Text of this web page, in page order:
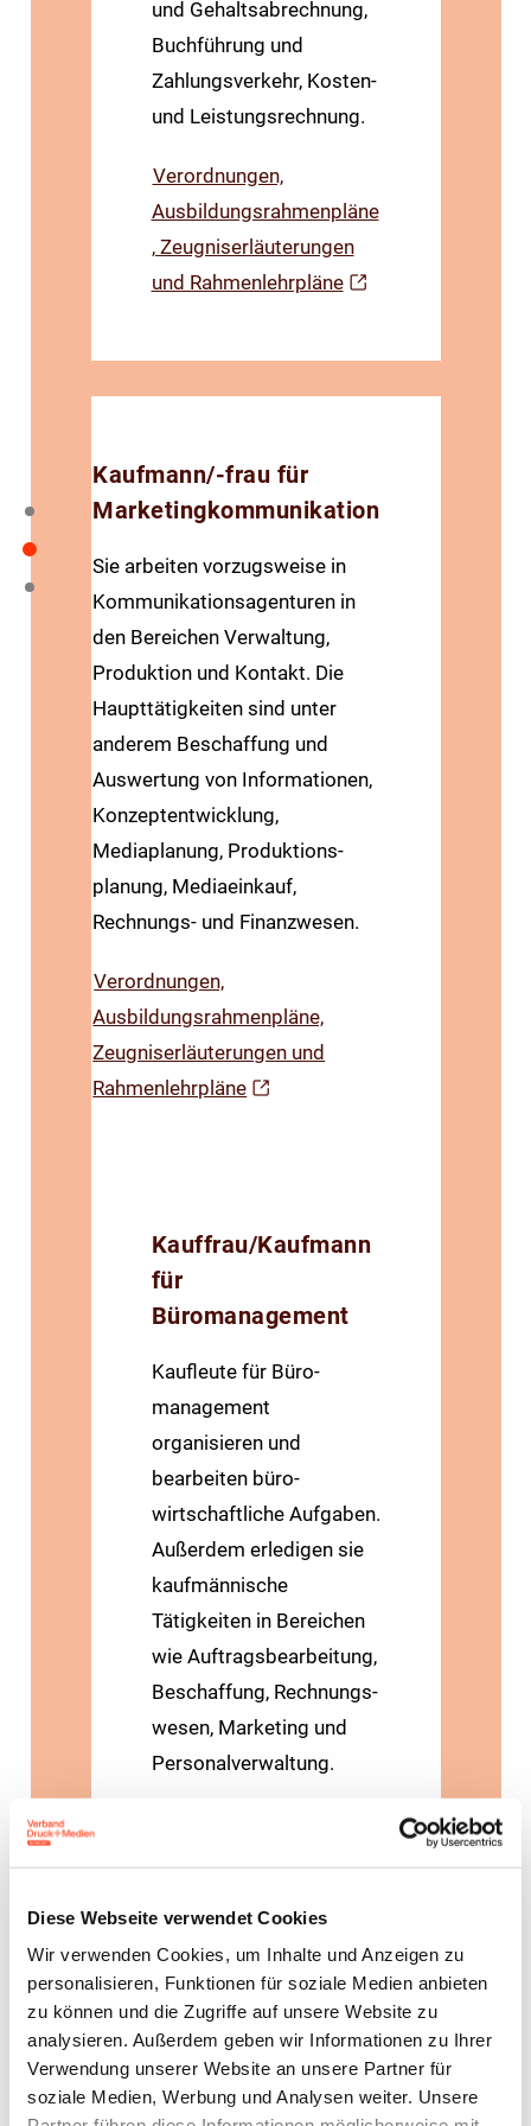
Diese Webseite verwendet Cookies
Wir verwenden Cookies, um Inhalte und Anzeigen zu
personalisieren, Funktionen für soziale Medien anbieten
zu können und die Zugriffe auf unsere Website zu
analysieren. Außerdem geben wir Informationen zu Ihrer
Verwendung unserer Website an unsere Partner für
soziale Medien, Werbung und Analysen weiter. Unsere
und Gehalts­abrechnung,
Buchführung und
Zahlungs­verkehr, Kosten-
und Leistungs­rechnung.
Verordnungen,
Ausbildungsrahmenpläne
, Zeugniserläuterungen
und Rahmenlehrpläne
Kaufmann/-frau für
Marketingkommunikation
Sie arbeiten vorzugsweise in
Kommunikations­agenturen in
den Bereichen Verwaltung,
Produktion und Kontakt. Die
Haupttätigkeiten sind unter
anderem Beschaffung und
Auswertung von Informationen,
Konzept­entwicklung,
Mediaplanung, Produktions­
planung, Mediaeinkauf,
Rechnungs- und Finanzwesen.
Verordnungen,
Ausbildungsrahmenpläne,
Zeugniserläuterungen und
Rahmenlehrpläne
Kauffrau/Kaufmann
für
Büromanagement
Kaufleute für Büro­
management
organisieren und
bearbeiten büro­
wirtschaftliche Aufgaben.
Außerdem erledigen sie
kaufmännische
Tätigkeiten in Bereichen
wie Auftrags­bearbeitung,
Beschaffung, Rechnungs­
wesen, Marketing und
Personal­verwaltung.
und Rahmenlehrpläne